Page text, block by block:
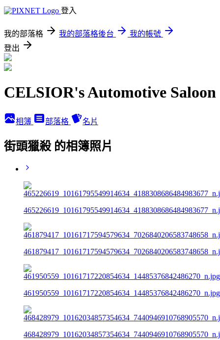
登入
我的部落格 我的部落格後台
我的帳號
登出
CELSIOR's Automotive Saloon
相簿 部落格 名片
街頭獵殺 的相簿照片
461950559_10161717220854634_14485376842486270_n.jpg